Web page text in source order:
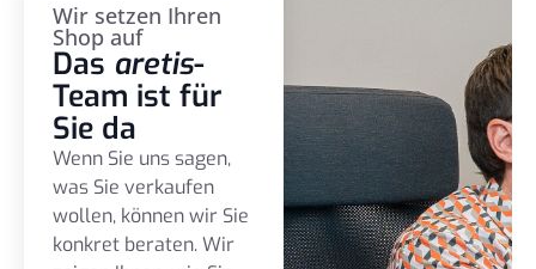
Wir setzen Ihren
Shop auf
Das aretis-
Team ist für
Sie da
Wenn Sie uns sagen,
was Sie verkaufen
wollen, können wir Sie
konkret beraten. Wir